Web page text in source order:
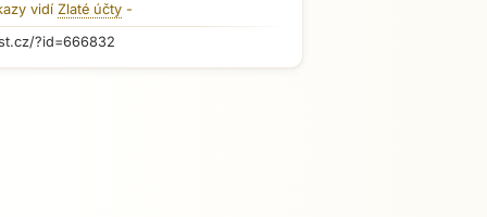
vidí Zlaté účty -
?id=666832